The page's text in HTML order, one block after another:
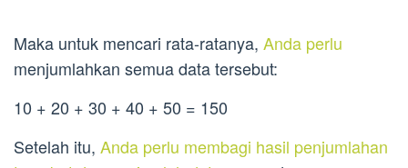
Maka untuk mencari rata-ratanya, Anda perlu
menjumlahkan semua data tersebut:
10 + 20 + 30 + 40 + 50 = 150
Setelah itu, Anda perlu membagi hasil penjumlahan